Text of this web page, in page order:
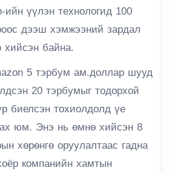
ийн үүлэн технологид 100
дээш хэмжээний зардал
хийсэн байна.
5 тэрбум ам.доллар шууд
20 тэрбумыг тодорхой
биелсэн тохиолдолд үе
юм. Энэ нь өмнө хийсэн 8
хөрөнгө оруулалтаас гадна
компанийн хамтын